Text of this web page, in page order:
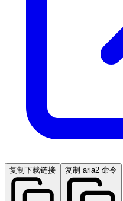
复制下载链接 复制 aria2 命令